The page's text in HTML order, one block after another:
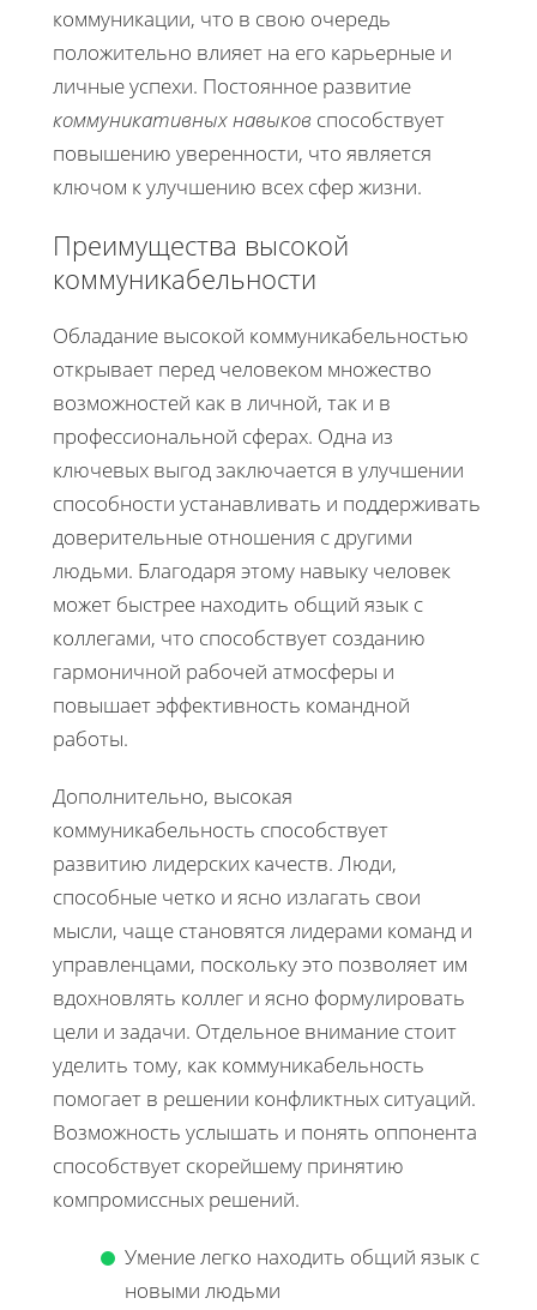
коммуникации, что в свою очередь
положительно влияет на его карьерные и
личные успехи. Постоянное развитие
коммуникативных навыков способствует
повышению уверенности, что является
ключом к улучшению всех сфер жизни.
Преимущества высокой
коммуникабельности
Обладание высокой коммуникабельностью
открывает перед человеком множество
возможностей как в личной, так и в
профессиональной сферах. Одна из
ключевых выгод заключается в улучшении
способности устанавливать и поддерживать
доверительные отношения с другими
людьми. Благодаря этому навыку человек
может быстрее находить общий язык с
коллегами, что способствует созданию
гармоничной рабочей атмосферы и
повышает эффективность командной
работы.
Дополнительно, высокая
коммуникабельность способствует
развитию лидерских качеств. Люди,
способные четко и ясно излагать свои
мысли, чаще становятся лидерами команд и
управленцами, поскольку это позволяет им
вдохновлять коллег и ясно формулировать
цели и задачи. Отдельное внимание стоит
уделить тому, как коммуникабельность
помогает в решении конфликтных ситуаций.
Возможность услышать и понять оппонента
способствует скорейшему принятию
компромиссных решений.
Умение легко находить общий язык с
новыми людьми